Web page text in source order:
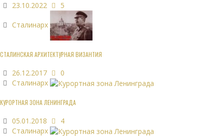
23.10.2022 5
Сталинарх
СТАЛИНСКАЯ АРХИТЕКТУРНАЯ ВИЗАНТИЯ
26.12.2017
0
Сталинарх
КУРОРТНАЯ ЗОНА ЛЕНИНГРАДА
05.01.2018
4
Сталинарх